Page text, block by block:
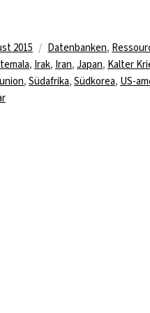
„Digital National Security
2015 Kategorien
Datenbanken,
, Irak, Iran, Japan, Kalter
, Südafrika, Südkorea, US-
zu